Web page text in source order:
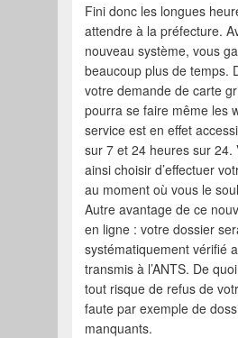
Fini donc les longues
attendre à la préfecture.
nouveau système, vous
beaucoup plus de temps.
votre demande de carte
pourra se faire même les
service est en effet
sur 7 et 24 heures sur 24.
ainsi choisir d’effectuer
au moment où vous le
Autre avantage de ce
en ligne : votre dossier
systématiquement vérifié
transmis à l’ANTS. De
tout risque de refus de
faute par exemple de
manquants.